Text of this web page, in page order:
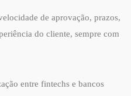
de aprovação, prazos,
do cliente, sempre com
entre fintechs e bancos